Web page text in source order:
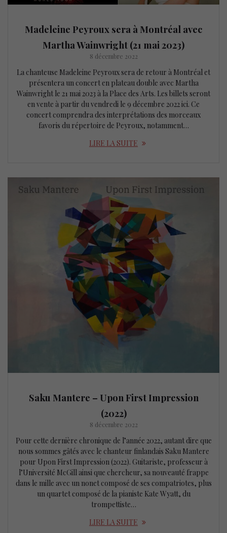
Madeleine Peyroux sera à Montréal avec
Martha Wainwright (21 mai 2023)
8 décembre 2022
La chanteuse Madeleine Peyroux sera de retour à Montréal et
présentera un concert en plateau double avec Martha
Wainwright le 21 mai 2023 à la Place des Arts. Les billets seront
en vente à partir du vendredi le 9 décembre 2022 ici. Ce
concert comprendra des interprétations des morceaux
favoris du répertoire de Peyroux, notamment…
LIRE LA SUITE
Saku Mantere – Upon First Impression
(2022)
8 décembre 2022
Pour cette dernière chronique de l’année 2022, autant dire que
nous sommes gâtés avec le chanteur finlandais Saku Mantere
pour Upon First Impression (2022). Guitariste, professeur à
l’Université McGill ainsi que chercheur, sa nouveauté frappe
dans le mille avec un nonet composé de ses compatriotes, plus
un quartet composé de la pianiste Kate Wyatt, du
trompettiste…
LIRE LA SUITE